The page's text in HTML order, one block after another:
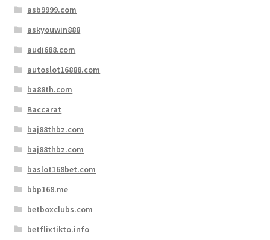
asb9999.com
askyouwin888
audi688.com
autoslot16888.com
ba88th.com
Baccarat
baj88thbz.com
baj88thbz.com
baslot168bet.com
bbp168.me
betboxclubs.com
betflixtikto.info